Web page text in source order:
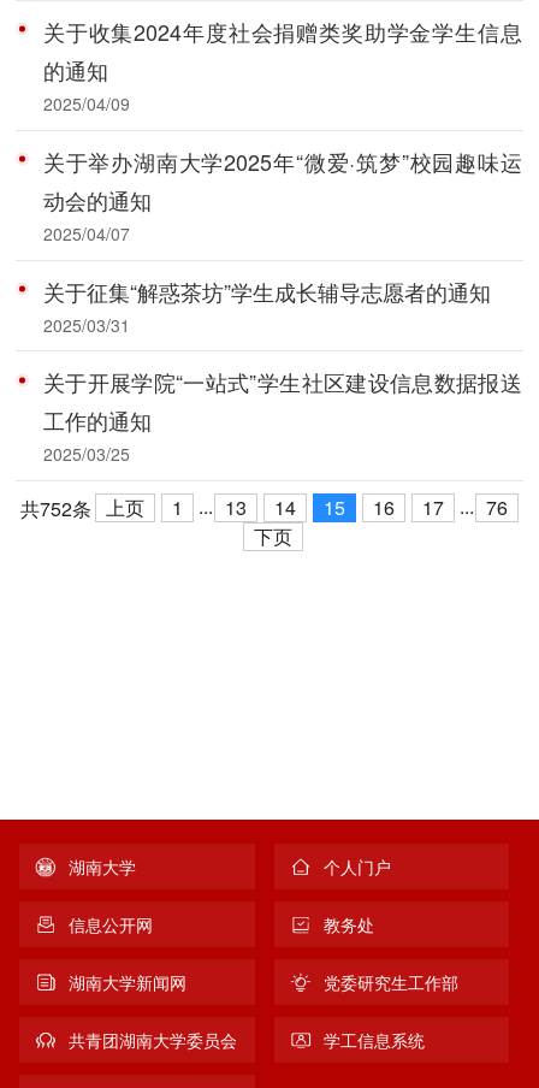
关于收集2024年度社会捐赠类奖助学金学生信息
的通知
2025/04/09
关于举办湖南大学2025年“微爱·筑梦”校园趣味运
动会的通知
2025/04/07
关于征集“解惑茶坊”学生成长辅导志愿者的通知
2025/03/31
关于开展学院“一站式”学生社区建设信息数据报送
工作的通知
2025/03/25
共752条 上页 1 ... 13 14 15 16 17 ... 76
下页
湖南大学 个人门户
信息公开网 教务处
湖南大学新闻网 党委研究生工作部
共青团湖南大学委员会 学工信息系统